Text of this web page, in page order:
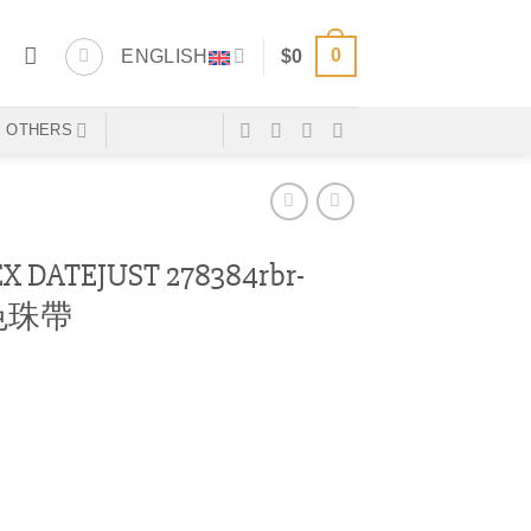
ENGLISH $0 0
OTHERS
DATEJUST 278384rbr-
珠帶